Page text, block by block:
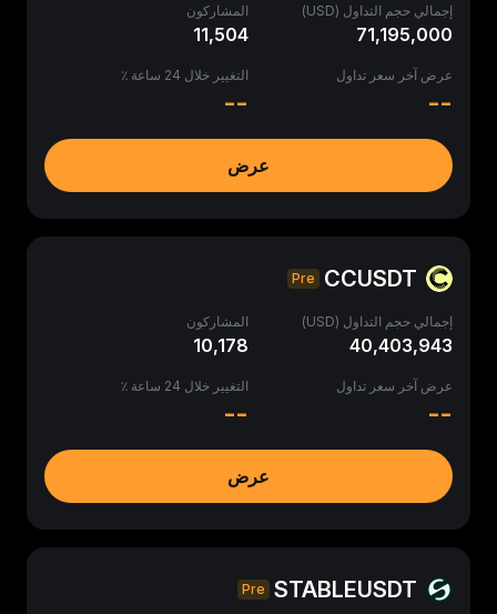
إجمالي حجم التداول (USD)
71,195,000
المشاركون
11,504
عرض آخر سعر تداول
--
التغيير خلال 24 ساعة ٪
--
عرض
CCUSDT
Pre
إجمالي حجم التداول (USD)
40,403,943
المشاركون
10,178
عرض آخر سعر تداول
--
التغيير خلال 24 ساعة ٪
--
عرض
STABLEUSDT
Pre